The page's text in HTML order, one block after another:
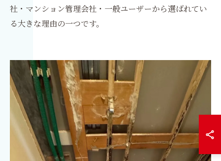
社・マンション管理会社・一般ユーザーから選ばれてい
る大きな理由の一つです。